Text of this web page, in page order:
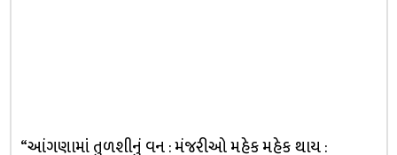
“આંગણામાં તુળશીનું વન : મંજરીઓ મહેક મહેક થાય :